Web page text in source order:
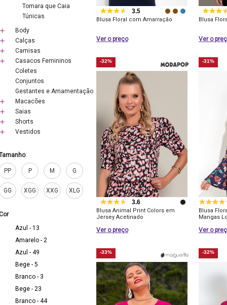
Tomara que Caia
Túnicas
Body
Calças
Camisas
Casacos Femininos
Coletes
Conjuntos
Gestantes e Amamentação
Macacões
Saias
Shorts
Vestidos
PP P M G
GG XGG XXG XLG
Azul - 13
Amarelo - 2
Azul - 49
Bege - 5
Branco - 3
Bege - 23
Branco - 44
3.5
Blusa Floral com Amarração
Ver o preço
Blusa
Ver o
-32%
3.6
Blusa Animal Print Colors em
Jersey Acetinado
Ver o preço
-31%
Blusa
Mangas
Ver o
-33% -32%